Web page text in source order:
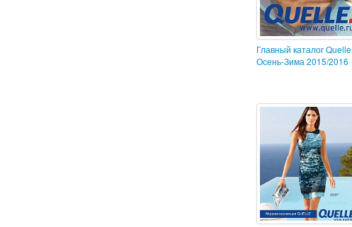
Главный каталог Quelle
Осень-Зима 2015/2016